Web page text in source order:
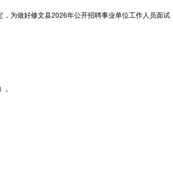
为做好修文县2026年公开招聘事业单位工作人员面试
。